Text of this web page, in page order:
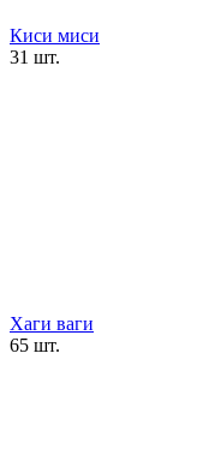
Киси миси
31 шт.
Хаги ваги
65 шт.